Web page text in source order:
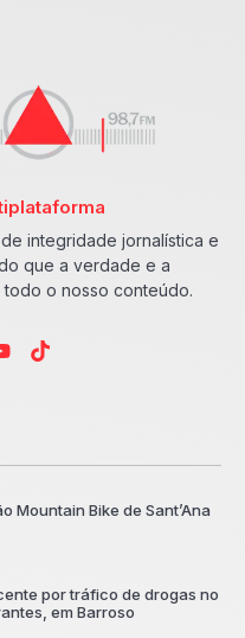
integridade jornalística e
que a verdade e a
o nosso conteúdo.
Mountain Bike de Sant’Ana
por tráfico de drogas no
em Barroso